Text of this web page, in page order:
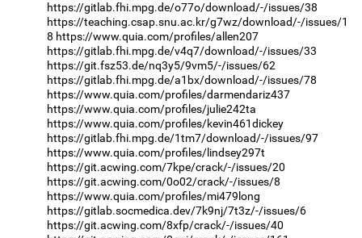
https://gitlab.fhi.mpg.de/o77o/download/-/issues/38
https://teaching.csap.snu.ac.kr/g7wz/download/-/issues/1
8 https://www.quia.com/profiles/allen207
https://gitlab.fhi.mpg.de/v4q7/download/-/issues/33
https://git.fsz53.de/nq3y5/9vm5/-/issues/62
https://gitlab.fhi.mpg.de/a1bx/download/-/issues/78
https://www.quia.com/profiles/darmendariz437
https://www.quia.com/profiles/julie242ta
https://www.quia.com/profiles/kevin461dickey
https://gitlab.fhi.mpg.de/1tm7/download/-/issues/97
https://www.quia.com/profiles/lindsey297t
https://git.acwing.com/7kpe/crack/-/issues/20
https://git.acwing.com/0o02/crack/-/issues/8
https://www.quia.com/profiles/mi479long
https://gitlab.socmedica.dev/7k9nj/7t3z/-/issues/6
https://git.acwing.com/8xfp/crack/-/issues/40